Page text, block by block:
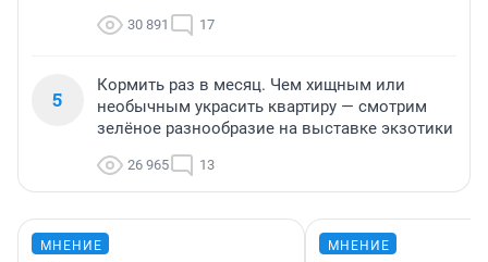
30 891 17
5
Кормить раз в месяц. Чем хищным или
необычным украсить квартиру — смотрим
зелёное разнообразие на выставке экзотики
26 965 13
МНЕНИЕ МНЕНИЕ